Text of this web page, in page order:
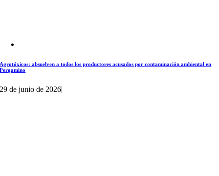
Agrotóxicos: absuelven a todos los productores acusados por contaminación ambiental en
Pergamino
29 de junio de 2026|